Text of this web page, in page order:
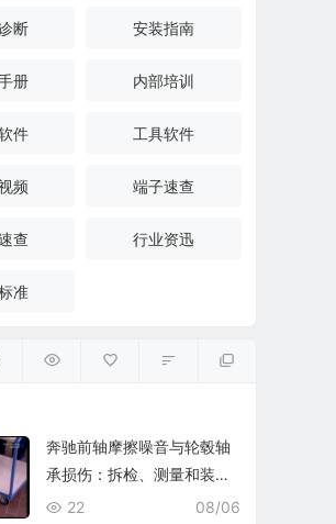
断 安装指南
册 内部培训
件 工具软件
频 端子速查
查 行业资迅
准
奔驰前轴摩擦噪音与轮毂轴
承损伤：拆检、测量和装复
复查
08/06
22